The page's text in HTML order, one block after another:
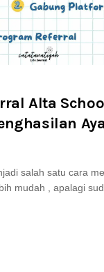
Alta
salah satu cara
mudah , apalagi